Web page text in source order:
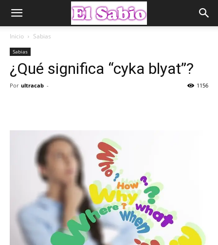
Inicio Sabias
Sabias
¿Qué significa “cyka blyat”?
Por ultracab - 1156